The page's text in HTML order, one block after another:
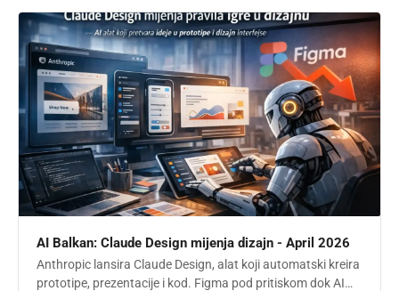
AI Balkan: Claude Design mijenja dizajn - April 2026
Anthropic lansira Claude Design, alat koji automatski kreira
prototipe, prezentacije i kod. Figma pod pritiskom dok AI